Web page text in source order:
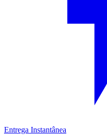
Entrega Instantânea